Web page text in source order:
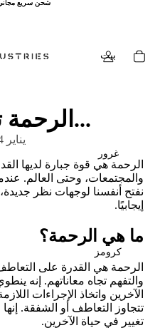
شحن سريع مجاني
شحن سريع مجاني
بيت
غرور
كرومز
الرحمة تولد التغيير...
22 يناير 2024
الرحمة هي قوة جبارة لديها
والمجتمعات، وحتى العالم.
نفتح أنفسنا لوجهات نظر جديدة،
إيجابيًا.
ما هي الرحمة؟
الرحمة هي القدرة على
والتفهم تجاه معاناتهم. إنه
الآخرين واتخاذ الإجراءات
تتجاوز التعاطف أو الشفقة.
تغيير في حياة الآخرين.